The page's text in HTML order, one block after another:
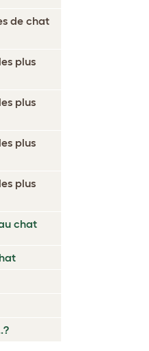
de chat
plus
plus
plus
plus
chat